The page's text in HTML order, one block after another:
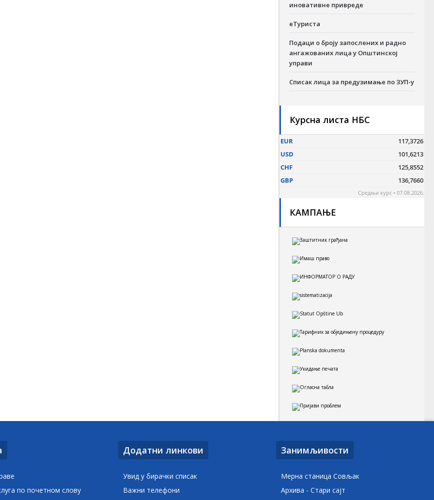
иновативне привреде
еТуриста
Подаци о броју запослених и радно
ангажованих лица у Општинској
управи
Списак лица за предузимање по ЗУП-у
Курсна листа НБС
КАМПАЊЕ
по почетном слову
Додатни линкови
Увид у бирачки списак
Важни телефони
Занимљивости
Мерна станица Совљак
Архива - Стари сајт